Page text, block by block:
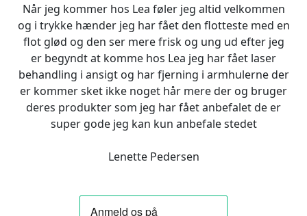
Når jeg kommer hos Lea føler jeg altid velkommen
og i trykke hænder jeg har fået den flotteste med en
flot glød og den ser mere frisk og ung ud efter jeg
er begyndt at komme hos Lea jeg har fået laser
behandling i ansigt og har fjerning i armhulerne der
er kommer sket ikke noget hår mere der og bruger
deres produkter som jeg har fået anbefalet de er
super gode jeg kan kun anbefale stedet
Lenette Pedersen